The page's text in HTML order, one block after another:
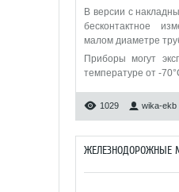
В версии с
бесконтактное
малом диаметре
Приборы могут
температуре от -
1029 wika-ekb
ЖЕЛЕЗНОДОРОЖНЫЕ